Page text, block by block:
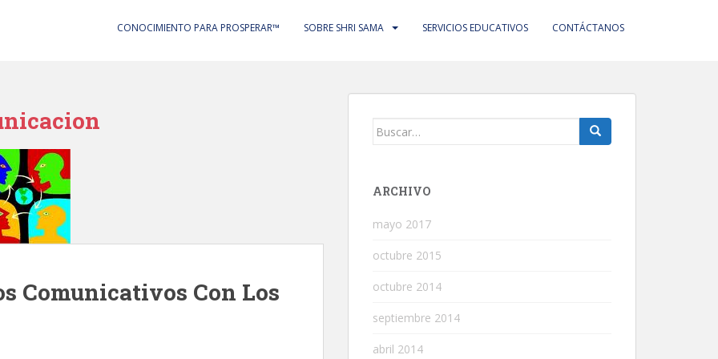
CONOCIMIENTO PARA PROSPERAR™ SOBRE SHRI SAMA SERVICIOS EDUCATIVOS CONTÁCTANOS
Comunicativos Con Los
Buscar:
ARCHIVO
mayo 2017
octubre 2015
octubre 2014
septiembre 2014
abril 2014